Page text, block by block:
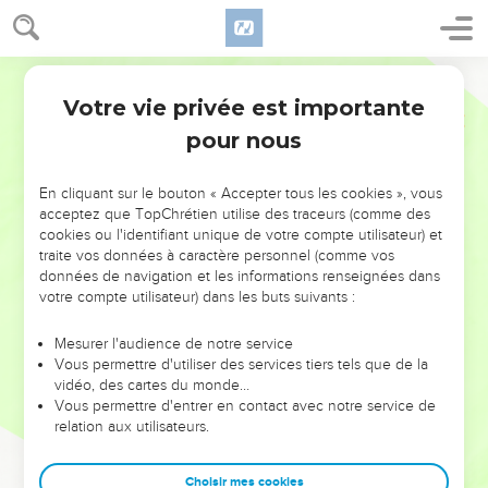
NE MANQUEZ PAS L’ÉVÉNEMENT
DE L’ANNÉE !
ET SI LEURS ERREURS POUVAIENT VOUS ÉVITER LES
VOTRES ?
leur foi ou leur vision. Mais on voit moins les doutes, les erreurs
et les saisons difficiles qu'ils ont traversés, alors même que ce
sont elles qui les ont façonnés.
Dans cette conférence, leaders, entrepreneurs, et responsables
clés pour avancer avec plus de sagesse afin que leurs erreurs
Votre vie privée est importante
pour nous
En cliquant sur le bouton « Accepter tous les cookies », vous
acceptez que TopChrétien utilise des traceurs (comme des
cookies ou l'identifiant unique de votre compte utilisateur) et
traite vos données à caractère personnel (comme vos
données de navigation et les informations renseignées dans
votre compte utilisateur) dans les buts suivants :
Mesurer l'audience de notre service
Vous permettre d'utiliser des services tiers tels que de la
vidéo, des cartes du monde…
Vous permettre d'entrer en contact avec notre service de
relation aux utilisateurs.
Choisir mes cookies